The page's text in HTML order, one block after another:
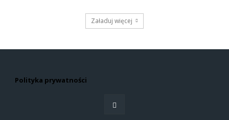
Załaduj więcej
Polityka prywatności